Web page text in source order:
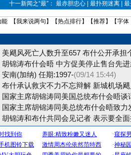
十一新闻之“最”： 最赤胆忠心 | 最扑朔迷离 |
能 【我来说两句 】【热点排行】【推荐】【字体
美飓风死亡人数升至657 布什公开承担
胡锦涛布什会晤 中方促美停止售台先
安南(加纳) 任期:1997-(09/14 15:44)
布什承认救灾不力不忘辩解 新城机场
国家主席胡锦涛同美国总统布什会晤谈
国家主席胡锦涛同美总统布什会晤致力
胡锦涛和布什共同会见记者 表示要全